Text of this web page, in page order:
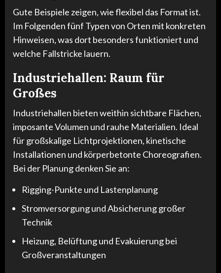
Gute Beispiele zeigen, wie flexibel das Format ist.
Im Folgenden fünf Typen von Orten mit konkreten
Hinweisen, was dort besonders funktioniert und
welche Fallstricke lauern.
Industriehallen: Raum für
Großes
Industriehallen bieten weithin sichtbare Flächen,
imposante Volumen und rauhe Materialien. Ideal
für großskalige Lichtprojektionen, kinetische
Installationen und körperbetonte Choreografien.
Bei der Planung denken Sie an:
Rigging-Punkte und Lastenplanung
Stromversorgung und Absicherung großer
Technik
Heizung, Belüftung und Evakuierung bei
Großveranstaltungen